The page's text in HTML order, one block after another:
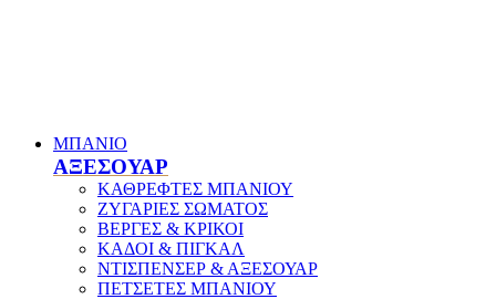
ΜΠΑΝΙΟ
ΑΞΕΣΟΥΑΡ
ΚΑΘΡΕΦΤΕΣ ΜΠΑΝΙΟΥ
ΖΥΓΑΡΙΕΣ ΣΩΜΑΤΟΣ
ΒΕΡΓΕΣ & ΚΡΙΚΟΙ
ΚΑΔΟΙ & ΠΙΓΚΑΛ
ΝΤΙΣΠΕΝΣΕΡ & ΑΞΕΣΟΥΑΡ
ΠΕΤΣΕΤΕΣ ΜΠΑΝΙΟΥ